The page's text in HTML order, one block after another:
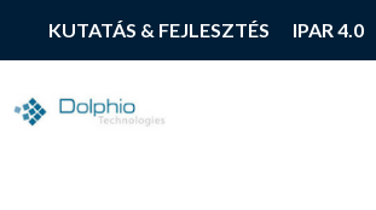
KUTATÁS & FEJLESZTÉS IPAR 4.0